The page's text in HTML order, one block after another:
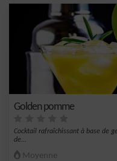
Golden pomme
Cocktail rafraîchissant à base de
de...
Moyenne